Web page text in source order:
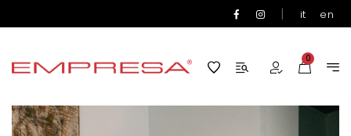
| it en
0